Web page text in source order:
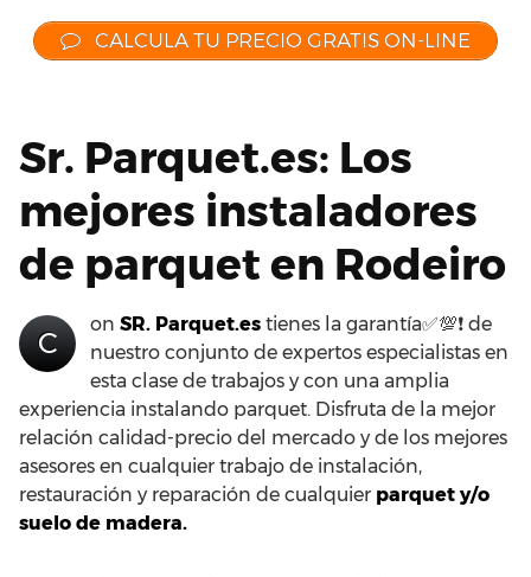
CALCULA TU PRECIO GRATIS ON-LINE
Sr. Parquet.es: Los
mejores instaladores
de parquet en Rodeiro
C
on SR. Parquet.es tienes la garantía✅💯❗ de
nuestro conjunto de expertos especialistas en
esta clase de trabajos y con una amplia
experiencia instalando parquet. Disfruta de la mejor
relación calidad-precio del mercado y de los mejores
asesores en cualquier trabajo de instalación,
restauración y reparación de cualquier parquet y/o
suelo de madera.